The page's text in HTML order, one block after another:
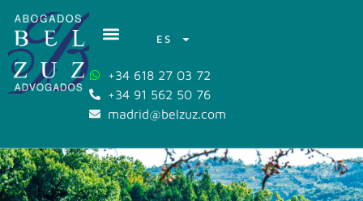
ES
+34 618 27 03 72
+34 91 562 50 76
madrid@belzuz.com